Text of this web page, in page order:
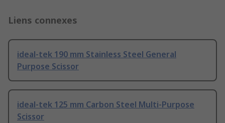
Liens connexes
ideal-tek 190 mm Stainless Steel General
Purpose Scissor
ideal-tek 125 mm Carbon Steel Multi-Purpose
Scissor